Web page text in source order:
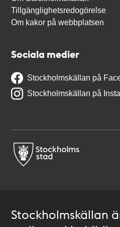
Tillgänglighetsredogörelse
Om kakor på webbplatsen
Sociala medier
Stockholmskällan på
Stockholmskällan på
Stockholmskällan